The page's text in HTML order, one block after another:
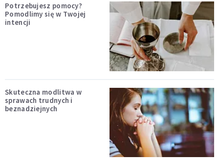
Potrzebujesz pomocy?
Pomodlimy się w Twojej
intencji
Skuteczna modlitwa w
sprawach trudnych i
beznadziejnych